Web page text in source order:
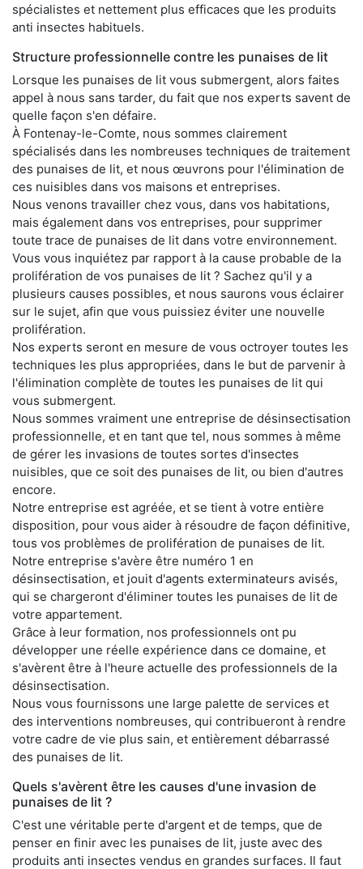
spécialistes et nettement plus efficaces que les produits
anti insectes habituels.
Structure professionnelle contre les punaises de lit
Lorsque les punaises de lit vous submergent, alors faites
appel à nous sans tarder, du fait que nos experts savent de
quelle façon s'en défaire.
À Fontenay-le-Comte, nous sommes clairement
spécialisés dans les nombreuses techniques de traitement
des punaises de lit, et nous œuvrons pour l'élimination de
ces nuisibles dans vos maisons et entreprises.
Nous venons travailler chez vous, dans vos habitations,
mais également dans vos entreprises, pour supprimer
toute trace de punaises de lit dans votre environnement.
Vous vous inquiétez par rapport à la cause probable de la
prolifération de vos punaises de lit ? Sachez qu'il y a
plusieurs causes possibles, et nous saurons vous éclairer
sur le sujet, afin que vous puissiez éviter une nouvelle
prolifération.
Nos experts seront en mesure de vous octroyer toutes les
techniques les plus appropriées, dans le but de parvenir à
l'élimination complète de toutes les punaises de lit qui
vous submergent.
Nous sommes vraiment une entreprise de désinsectisation
professionnelle, et en tant que tel, nous sommes à même
de gérer les invasions de toutes sortes d'insectes
nuisibles, que ce soit des punaises de lit, ou bien d'autres
encore.
Notre entreprise est agréée, et se tient à votre entière
disposition, pour vous aider à résoudre de façon définitive,
tous vos problèmes de prolifération de punaises de lit.
Notre entreprise s'avère être numéro 1 en
désinsectisation, et jouit d'agents exterminateurs avisés,
qui se chargeront d'éliminer toutes les punaises de lit de
votre appartement.
Grâce à leur formation, nos professionnels ont pu
développer une réelle expérience dans ce domaine, et
s'avèrent être à l'heure actuelle des professionnels de la
désinsectisation.
Nous vous fournissons une large palette de services et
des interventions nombreuses, qui contribueront à rendre
votre cadre de vie plus sain, et entièrement débarrassé
des punaises de lit.
Quels s'avèrent être les causes d'une invasion de
punaises de lit ?
C'est une véritable perte d'argent et de temps, que de
penser en finir avec les punaises de lit, juste avec des
produits anti insectes vendus en grandes surfaces. Il faut